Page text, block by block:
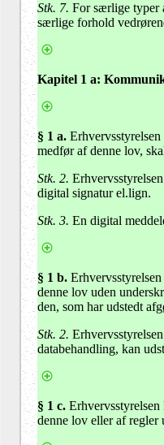
Stk. 7. For særlige typer
særlige forhold
Kapitel 1 a:
§ 1 a.
medfør af denne lov,
Stk. 2.
digital signatur el.lign.
Stk. 3. En digital
§ 1 b.
denne lov uden
den, som har udstedt
Stk. 2.
databehandling, kan
§ 1 c.
denne lov eller af regler